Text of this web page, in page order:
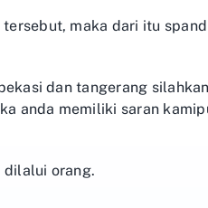
maka dari itu
dan tangerang
anda memiliki saran
dilalui orang.